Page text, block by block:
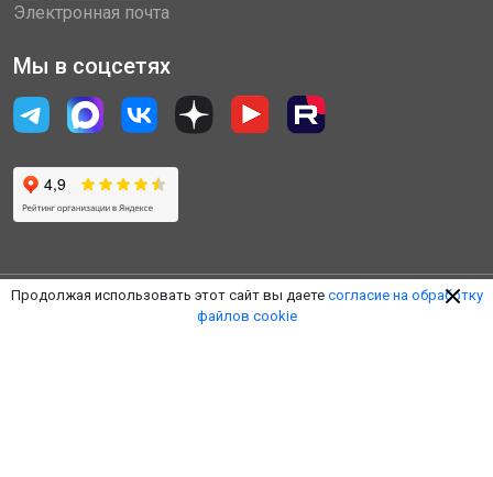
Электронная почта
Мы в соцсетях
© 2014 - 2026 «Пулковская Логистическая Компания»
Продолжая использовать этот сайт вы даете согласие на обработку
файлов cookie